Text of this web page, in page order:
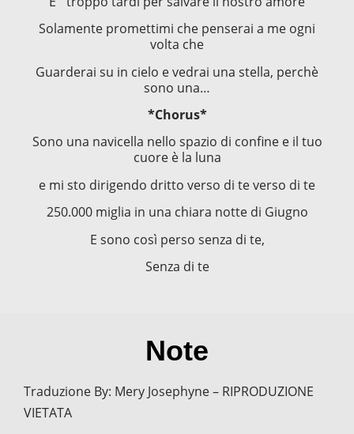
Solamente promettimi che penserai a me ogni
volta che
Guarderai su in cielo e vedrai una stella, perchè
sono una…
*Chorus*
Sono una navicella nello spazio di confine e il tuo
cuore è la luna
e mi sto dirigendo dritto verso di te verso di te
250.000 miglia in una chiara notte di Giugno
E sono così perso senza di te,
Senza di te
Note
Traduzione By: Mery Josephyne – RIPRODUZIONE
VIETATA